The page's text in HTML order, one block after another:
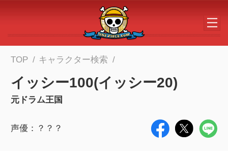
メインコンテンツへスキップする
TOP キャラクター検索
イッシー100(イッシー20)
元ドラム王国
声優：？？？